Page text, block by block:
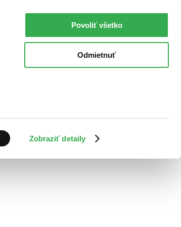
Zobraziť detaily
Povoliť všetko
Odmietnuť